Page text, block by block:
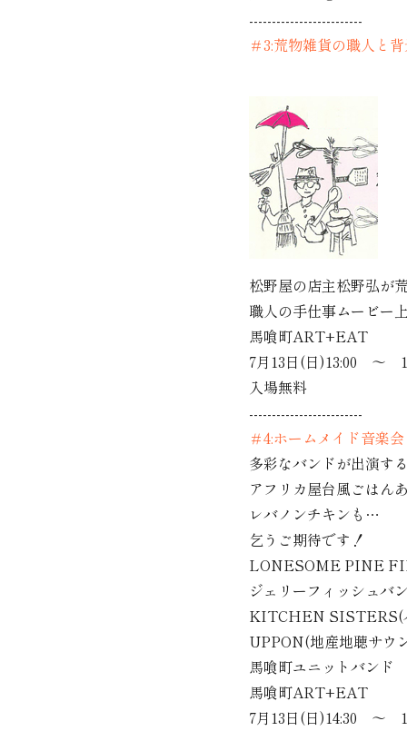
-------------------------
＃3:荒物雑貨の職人と
松野屋の店主松野弘が
職人の手仕事ムービー
馬喰町ART+EAT
7月13日(日)13:00 ～
入場無料
-------------------------
＃4:ホームメイド音楽会
多彩なバンドが出演す
アフリカ屋台風ごはん
レバノンチキンも…
乞うご期待です！
LONESOME PINE
ジェリーフィッシュバ
KITCHEN SISTERS(
UPPON(地産地聴サウ
馬喰町ユニットバンド
馬喰町ART+EAT
7月13日(日)14:30 ～